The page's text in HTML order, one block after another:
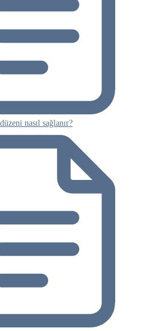
nasıl sağlanır?